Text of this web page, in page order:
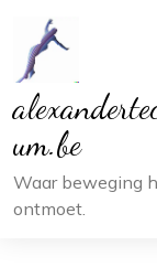
inhoud
um.be
Waar beweging
ontmoet.